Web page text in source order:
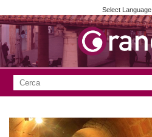
Vés
al
contingut
Select Language
F
r